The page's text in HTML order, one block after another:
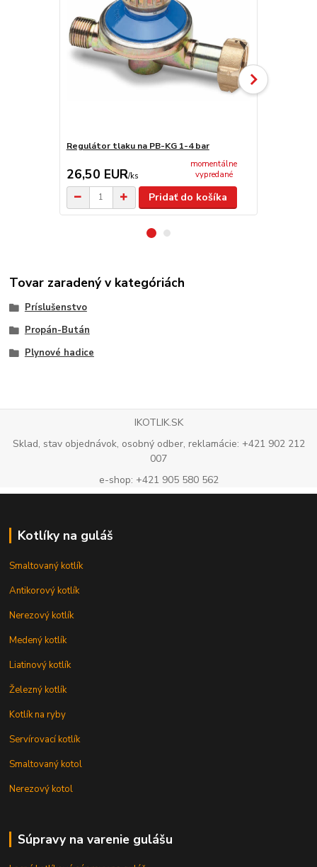
Regulátor tlaku na PB-KG 1-4 bar
26,50 EUR/ks
momentálne
vypredané
Pridať do košíka
Tovar zaradený v kategóriách
Príslušenstvo
Propán-Bután
Plynové hadice
IKOTLIK.SK
Sklad, stav objednávok, osobný odber, reklamácie: +421 902 212
007
e-shop: +421 905 580 562
Kotlíky na guláš
Smaltovaný kotlík
Antikorový kotlík
Nerezový kotlík
Medený kotlík
Liatinový kotlík
Železný kotlík
Kotlík na ryby
Servírovací kotlík
Smaltovaný kotol
Nerezový kotol
Súpravy na varenie gulášu